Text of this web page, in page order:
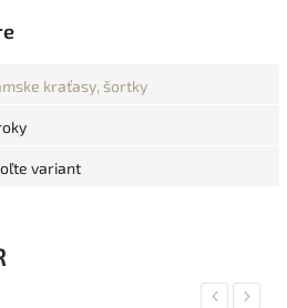
kraťasy, šortky
variant
Previous
Next